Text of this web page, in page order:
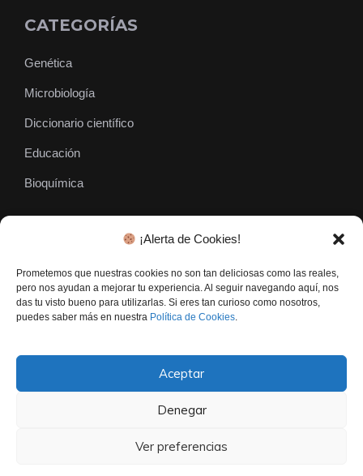
¡Alerta de Cookies!
Prometemos que nuestras cookies no son tan deliciosas como las reales,
pero nos ayudan a mejorar tu experiencia. Al seguir navegando aquí, nos
das tu visto bueno para utilizarlas. Si eres tan curioso como nosotros,
puedes saber más en nuestra Política de Cookies.
Aceptar
Denegar
Ver preferencias
CATEGORÍAS
Genética
Microbiología
Diccionario científico
Educación
Bioquímica
Politica De Privacidad